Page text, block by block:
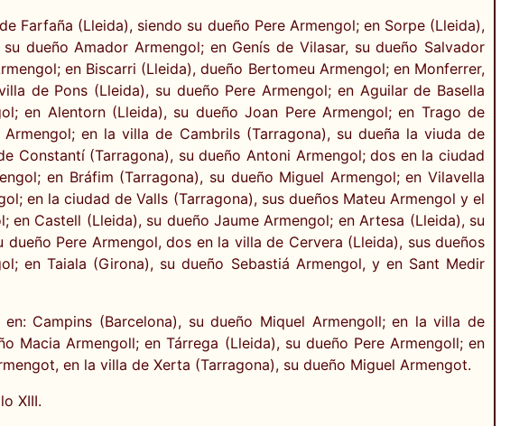
Farfaña (Lleida), siendo su dueño Pere Armengol; en Sorpe (Lleida),
dueño Amador Armengol; en Genís de Vilasar, su dueño Salvador
en Biscarri (Lleida), dueño Bertomeu Armengol; en Monferrer,
de Pons (Lleida), su dueño Pere Armengol; en Aguilar de Basella
en Alentorn (Lleida), su dueño Joan Pere Armengol; en Trago de
en la villa de Cambrils (Tarragona), su dueña la viuda de
Constantí (Tarragona), su dueño Antoni Armengol; dos en la ciudad
en Bráfim (Tarragona), su dueño Miguel Armengol; en Vilavella
en la ciudad de Valls (Tarragona), sus dueños Mateu Armengol y el
Castell (Lleida), su dueño Jaume Armengol; en Artesa (Lleida), su
Pere Armengol, dos en la villa de Cervera (Lleida), sus dueños
en Taiala (Girona), su dueño Sebastiá Armengol, y en Sant Medir
Campins (Barcelona), su dueño Miquel Armengoll; en la villa de
Macia Armengoll; en Tárrega (Lleida), su dueño Pere Armengoll; en
en la villa de Xerta (Tarragona), su dueño Miguel Armengot.
XIII.